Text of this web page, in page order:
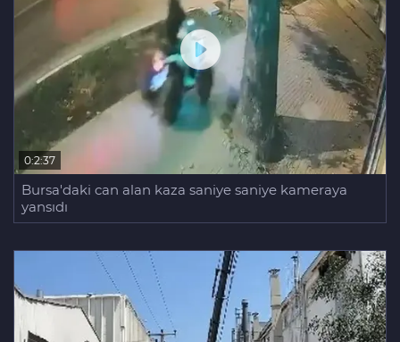
0:2:37
Bursa'daki can alan kaza saniye saniye kameraya
yansıdı